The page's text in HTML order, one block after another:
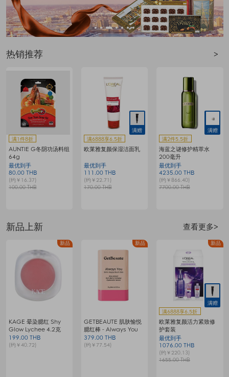
热销推荐 >
满1件8折
AUNTIE G冬阴功汤料组
64g
最优到手
80.00 THB
(约￥16.37)
100.00 THB
满赠
满6888享6.5折
欧莱雅复颜保湿洁面乳
最优到手
111.00 THB
(约￥22.71)
170.00 THB
满赠
满2件5.5折
海蓝之谜修护精萃水
200毫升
最优到手
4235.00 THB
(约￥866.40)
7700.00 THB
新品上新 查看更多>
新品
KAGE 晕染腮红 Shy
Glow Lychee 4.2克
199.00 THB
(约￥40.72)
新品
GETBEAUTE 肌肤愉悦
腮红棒 - Always You
379.00 THB
(约￥77.54)
新品
满赠
满6888享6.5折
欧莱雅复颜活力紧致修
护套装
最优到手
1076.00 THB
(约￥220.13)
1655.00 THB